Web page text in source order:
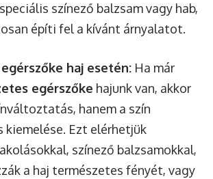
színező balzsam vagy hab,
építi fel a kívánt árnyalatot.
haj esetén: Ha már
egérszőke hajunk van, akkor
hanem a szín
Ezt elérhetjük
színező balzsamokkal,
a haj természetes fényét, vagy